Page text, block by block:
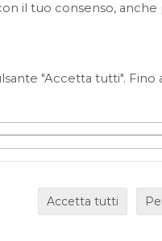
GRECO CON
3.0.
il tuo consenso,
"Accetta tutti". Fino
Accetta tutti